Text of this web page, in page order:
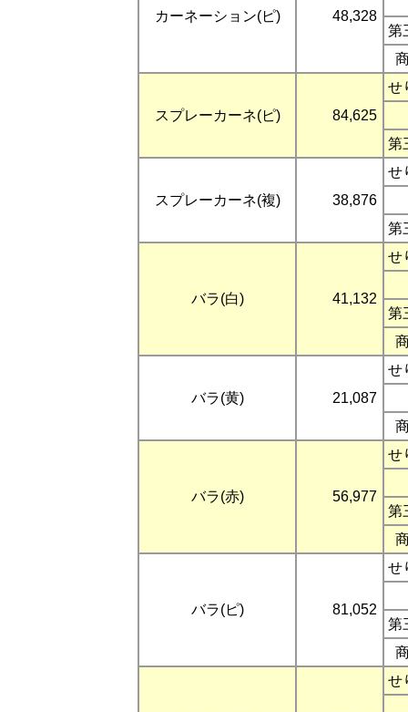
カーネーション(ピ) 48,328
第
スプレーカーネ(ピ) 84,625
せ
第
スプレーカーネ(複) 38,876
せ
第
バラ(白) 41,132
せ
第
バラ(黄) 21,087
せ
バラ(赤) 56,977
せ
第
バラ(ピ) 81,052
せ
第
せ